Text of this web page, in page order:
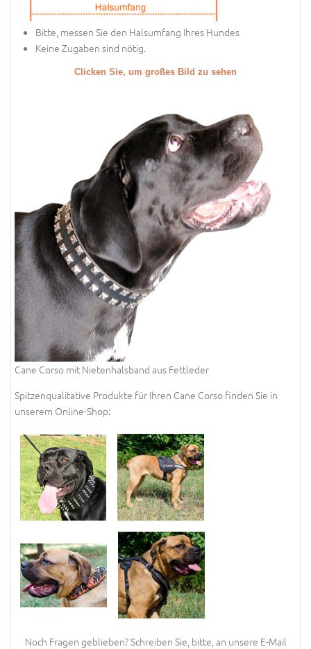
Bitte, messen Sie den Halsumfang Ihres Hundes
Keine Zugaben sind nötig.
Clicken Sie, um großes Bild zu sehen
Cane Corso mit Nietenhalsband aus Fettleder
Spitzenqualitative Produkte für Ihren Cane Corso finden Sie in
unserem Online-Shop:
Noch Fragen geblieben? Schreiben Sie, bitte, an unsere E-Mail